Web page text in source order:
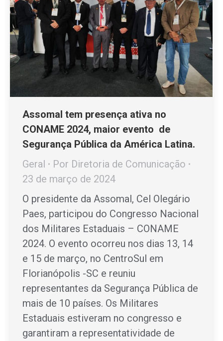
Assomal tem presença ativa no
CONAME 2024, maior evento de
Segurança Pública da América Latina.
Geral
Por Diretoria de Comunicação
23 de março de 2024
O presidente da Assomal, Cel Olegário
Paes, participou do Congresso Nacional
dos Militares Estaduais – CONAME
2024. O evento ocorreu nos dias 13, 14
e 15 de março, no CentroSul em
Florianópolis -SC e reuniu
representantes da Segurança Pública de
mais de 10 países. Os Militares
Estaduais estiveram no congresso e
garantiram a representatividade de